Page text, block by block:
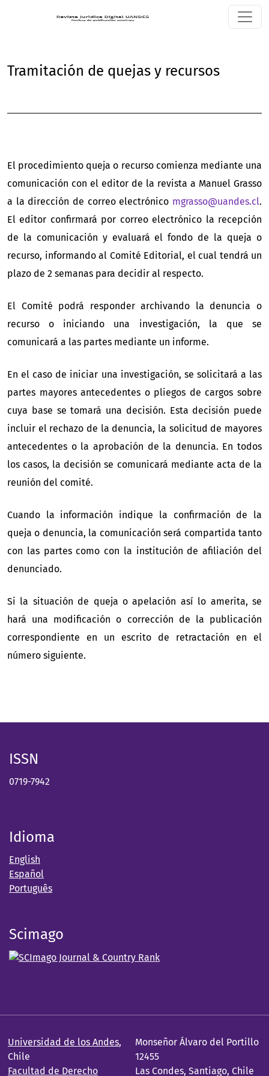
Tramitación de quejas y recursos
El procedimiento queja o recurso comienza mediante una
comunicación con el editor de la revista a Manuel Grasso
a la dirección de correo electrónico mgrasso@uandes.cl.
El editor confirmará por correo electrónico la recepción
de la comunicación y evaluará el fondo de la queja o
recurso, informando al Comité Editorial, el cual tendrá un
plazo de 2 semanas para decidir al respecto.
El Comité podrá responder archivando la denuncia o
recurso o iniciando una investigación, la que se
comunicará a las partes mediante un informe.
En el caso de iniciar una investigación, se solicitará a las
partes mayores antecedentes o pliegos de cargos sobre
cuya base se tomará una decisión. Esta decisión puede
incluir el rechazo de la denuncia, la solicitud de mayores
antecedentes o la aprobación de la denuncia. En todos
los casos, la decisión se comunicará mediante acta de la
reunión del comité.
Cuando la información indique la confirmación de la
queja o denuncia, la comunicación será compartida tanto
con las partes como con la institución de afiliación del
denunciado.
Si la situación de queja o apelación así lo amerita, se
hará una modificación o corrección de la publicación
correspondiente en un escrito de retractación en el
número siguiente.
ISSN
0719-7942
Idioma
English
Español
Português
Scimago
Universidad de los Andes,
Chile
Facultad de Derecho
Monseñor Álvaro del Portillo
12455
Las Condes, Santiago, Chile